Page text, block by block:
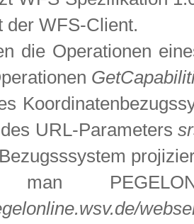
der WFS-Client.
die Operationen
URL-Parameters
man